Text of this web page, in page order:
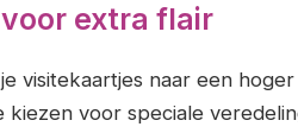
extra flair
visitekaartjes naar een
voor speciale